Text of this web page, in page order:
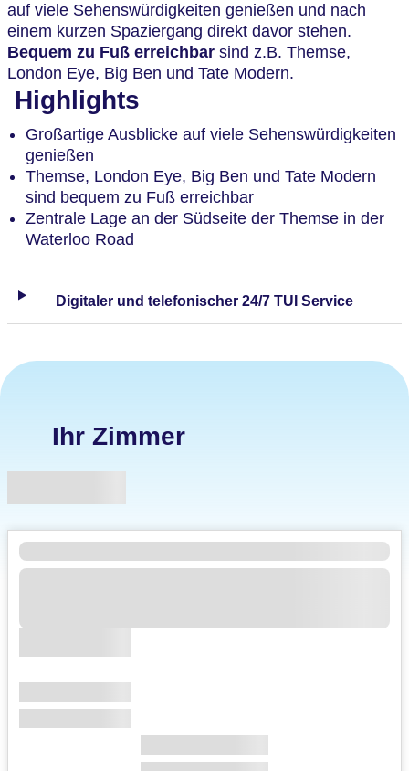
auf viele Sehenswürdigkeiten genießen und nach
einem kurzen Spaziergang direkt davor stehen.
Bequem zu Fuß erreichbar sind z.B. Themse,
London Eye, Big Ben und Tate Modern.
Highlights
Großartige Ausblicke auf viele Sehenswürdigkeiten
genießen
Themse, London Eye, Big Ben und Tate Modern
sind bequem zu Fuß erreichbar
Zentrale Lage an der Südseite der Themse in der
Waterloo Road
Digitaler und telefonischer 24/7 TUI Service
Ihr Zimmer